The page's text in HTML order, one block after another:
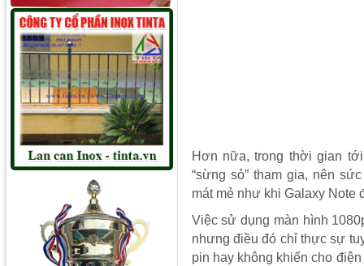
Hơn nữa, trong thời gian
“sừng sỏ” tham gia, nên
mát mẻ như khi Galaxy Note
Việc sử dụng màn hình
nhưng điều đó chỉ thực sự
pin hay không khiến cho